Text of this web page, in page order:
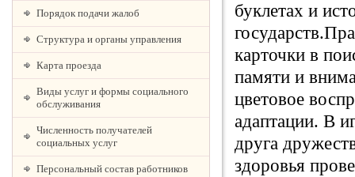
Порядок подачи жалоб
Структура и органы управления
Карта проезда
Виды услуг и формы социального
обслуживания
Численность получателей
социальных услуг
Персональный состав работников
буклетах и
карточки в
памяти и
цветовое
адаптации. В
друга
здоровья